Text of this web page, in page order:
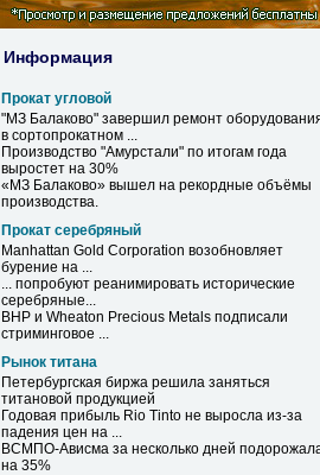
Информация
Прокат угловой
"МЗ Балаково" завершил ремонт
в сортопрокатном ...
Производство "Амурстали" по итогам года
выростет на 30%
«МЗ Балаково» вышел на рекордные объёмы
производства.
Прокат серебряный
Manhattan Gold Corporation возобновляет
бурение на ...
... попробуют реанимировать исторические
серебряные...
BHP и Wheaton Precious Metals подписали
стриминговое ...
Рынок титана
Петербургская биржа решила заняться
титановой продукцией
Годовая прибыль Rio Tinto не выросла из-за
падения цен на ...
ВСМПО-Ависма за несколько дней
на 35%